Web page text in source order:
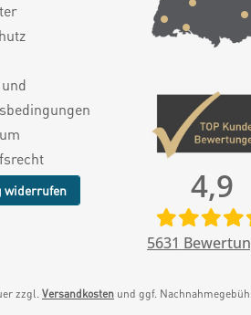
widerrufen 4,9
5631
zzgl. Versandkosten und ggf.